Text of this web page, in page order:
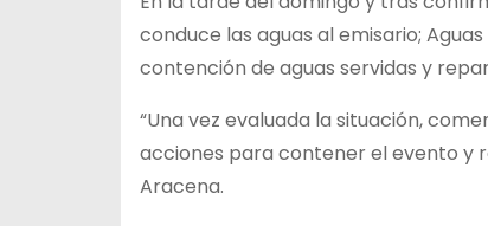
conduce las aguas al emisario;
contención de aguas servidas y
“Una vez evaluada la situación,
acciones para contener el evento y
Aracena.